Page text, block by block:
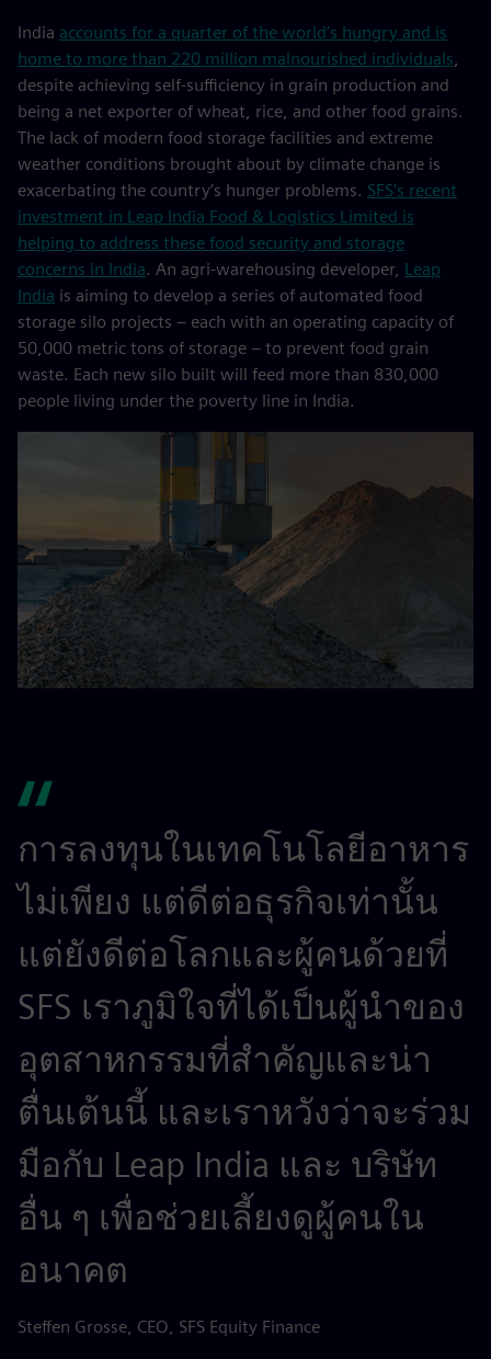
India accounts for a quarter of the world’s hungry and is
home to more than 220 million malnourished individuals,
despite achieving self-sufficiency in grain production and
being a net exporter of wheat, rice, and other food grains.
The lack of modern food storage facilities and extreme
weather conditions brought about by climate change is
exacerbating the country’s hunger problems. SFS’s recent
investment in Leap India Food & Logistics Limited is
helping to address these food security and storage
concerns in India. An agri-warehousing developer, Leap
India is aiming to develop a series of automated food
storage silo projects – each with an operating capacity of
50,000 metric tons of storage – to prevent food grain
waste. Each new silo built will feed more than 830,000
people living under the poverty line in India.
การลงทุนในเทคโนโลยีอาหาร
ไม่เพียง แต่ดีต่อธุรกิจเท่านั้น
แต่ยังดีต่อโลกและผู้คนด้วยที่
SFS เราภูมิใจที่ได้เป็นผู้นำของ
อุตสาหกรรมที่สำคัญและน่า
ตื่นเต้นนี้ และเราหวังว่าจะร่วม
มือกับ Leap India และ บริษัท
อื่น ๆ เพื่อช่วยเลี้ยงดูผู้คนใน
อนาคต
Steffen Grosse, CEO, SFS Equity Finance